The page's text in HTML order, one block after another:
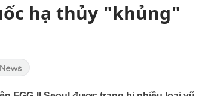
hạ thủy "khủng"